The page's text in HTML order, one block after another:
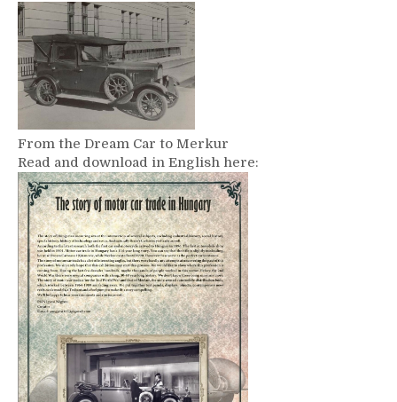
From the Dream Car to Merkur
Read and download in English here: